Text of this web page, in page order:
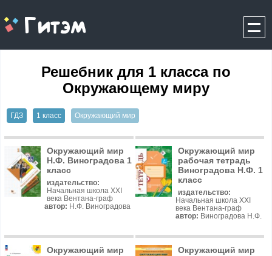
gitem.me
Решебник для 1 класса по
Окружающему миру
ГДЗ 1 класс Окружающий мир
Окружающий мир
Н.Ф. Виноградова 1
класс
издательство:
Начальная школа XXI
века Вентана-граф
автор: Н.Ф. Виноградова
Окружающий мир
рабочая тетрадь
Виноградова Н.Ф. 1
класс
издательство:
Начальная школа XXI
века Вентана-граф
автор: Виноградова Н.Ф.
Окружающий мир
Окружающий мир